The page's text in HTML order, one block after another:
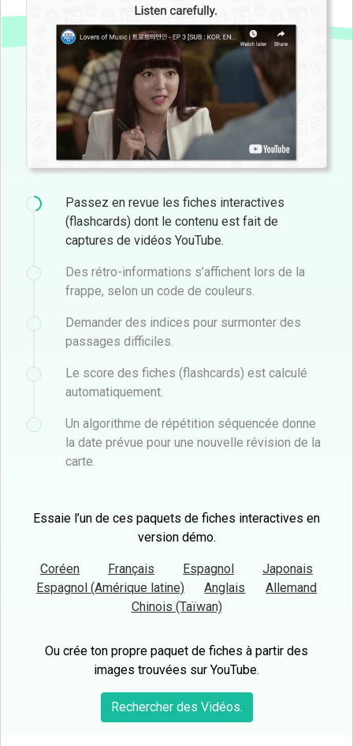
Passez en revue les fiches interactives
(flashcards) dont le contenu est fait de
captures de vidéos YouTube.
Des rétro-informations s’affichent lors de la
frappe, selon un code de couleurs.
Demander des indices pour surmonter des
passages difficiles.
Le score des fiches (flashcards) est calculé
automatiquement.
Un algorithme de répétition séquencée donne
la date prévue pour une nouvelle révision de la
carte.
Essaie l’un de ces paquets de fiches interactives en
version démo.
Coréen Français Espagnol
Japonais
Espagnol (Amérique latine)
Anglais
Allemand
Chinois (Taïwan)
Ou crée ton propre paquet de fiches à partir des
images trouvées sur YouTube.
Rechercher des Vidéos.